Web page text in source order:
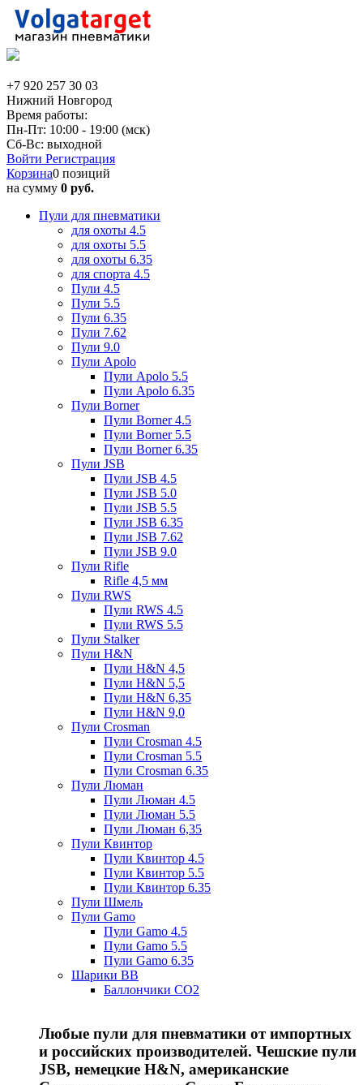
+7 920 257 30 03
Нижний Новгород
Время работы:
Пн-Пт: 10:00 - 19:00 (мск)
Сб-Вс: выходной
Войти Регистрация
Корзина0 позиций
на сумму 0 руб.
Пули для пневматики
для охоты 4.5
для охоты 5.5
для охоты 6.35
для спорта 4.5
Пули 4.5
Пули 5.5
Пули 6.35
Пули 7.62
Пули 9.0
Пули Apolo
Пули Apolo 5.5
Пули Apolo 6.35
Пули Borner
Пули Borner 4.5
Пули Borner 5.5
Пули Borner 6.35
Пули JSB
Пули JSB 4.5
Пули JSB 5.0
Пули JSB 5.5
Пули JSB 6.35
Пули JSB 7.62
Пули JSB 9.0
Пули Rifle
Rifle 4,5 мм
Пули RWS
Пули RWS 4.5
Пули RWS 5.5
Пули Stalker
Пули H&N
Пули H&N 4,5
Пули H&N 5,5
Пули H&N 6,35
Пули H&N 9,0
Пули Crosman
Пули Crosman 4.5
Пули Crosman 5.5
Пули Crosman 6.35
Пули Люман
Пули Люман 4.5
Пули Люман 5.5
Пули Люман 6,35
Пули Квинтор
Пули Квинтор 4.5
Пули Квинтор 5.5
Пули Квинтор 6.35
Пули Шмель
Пули Gamo
Пули Gamo 4.5
Пули Gamo 5.5
Пули Gamo 6.35
Шарики BB
Баллончики CO2
Любые пули для пневматики от импортных
и российских производителей. Чешские пули
JSB, немецкие H&N, американские